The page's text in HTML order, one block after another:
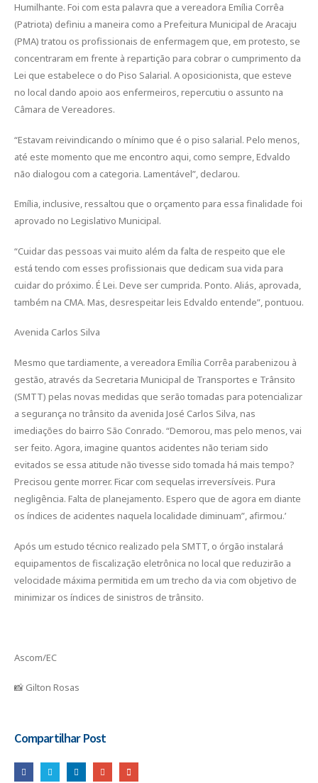
Humilhante. Foi com esta palavra que a vereadora Emília Corrêa
(Patriota) definiu a maneira como a Prefeitura Municipal de Aracaju
(PMA) tratou os profissionais de enfermagem que, em protesto, se
concentraram em frente à repartição para cobrar o cumprimento da
Lei que estabelece o do Piso Salarial. A oposicionista, que esteve
no local dando apoio aos enfermeiros, repercutiu o assunto na
Câmara de Vereadores.
“Estavam reivindicando o mínimo que é o piso salarial. Pelo menos,
até este momento que me encontro aqui, como sempre, Edvaldo
não dialogou com a categoria. Lamentável”, declarou.
Emília, inclusive, ressaltou que o orçamento para essa finalidade foi
aprovado no Legislativo Municipal.
“Cuidar das pessoas vai muito além da falta de respeito que ele
está tendo com esses profissionais que dedicam sua vida para
cuidar do próximo. É Lei. Deve ser cumprida. Ponto. Aliás, aprovada,
também na CMA. Mas, desrespeitar leis Edvaldo entende”, pontuou.
Avenida Carlos Silva
Mesmo que tardiamente, a vereadora Emília Corrêa parabenizou à
gestão, através da Secretaria Municipal de Transportes e Trânsito
(SMTT) pelas novas medidas que serão tomadas para potencializar
a segurança no trânsito da avenida José Carlos Silva, nas
imediações do bairro São Conrado. “Demorou, mas pelo menos, vai
ser feito. Agora, imagine quantos acidentes não teriam sido
evitados se essa atitude não tivesse sido tomada há mais tempo?
Precisou gente morrer. Ficar com sequelas irreversíveis. Pura
negligência. Falta de planejamento. Espero que de agora em diante
os índices de acidentes naquela localidade diminuam”, afirmou.’
Após um estudo técnico realizado pela SMTT, o órgão instalará
equipamentos de fiscalização eletrônica no local que reduzirão a
velocidade máxima permitida em um trecho da via com objetivo de
minimizar os índices de sinistros de trânsito.
Ascom/EC
📸 Gilton Rosas
Compartilhar Post